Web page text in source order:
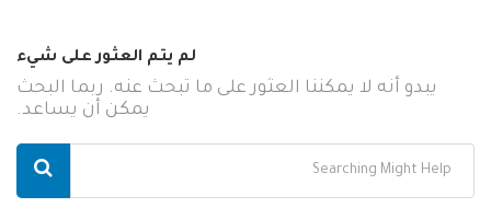
لم يتم العثور على شيء
يبدو أنه لا يمكننا العثور على ما تبحث عنه. ربما البحث
يمكن أن يساعد.